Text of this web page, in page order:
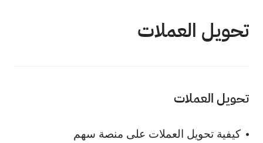
تحويل العملات
تحويل العملات
كيفية تحويل العملات على منصة سهم